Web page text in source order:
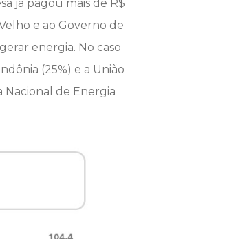
já pagou mais de R$
e ao Governo de
energia. No caso
(25%) e a União
Nacional de Energia